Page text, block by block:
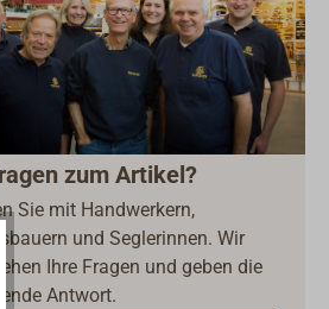
zum Artikel?
Sie mit Handwerkern,
und Seglerinnen. Wir
Ihre Fragen und geben die
Antwort.